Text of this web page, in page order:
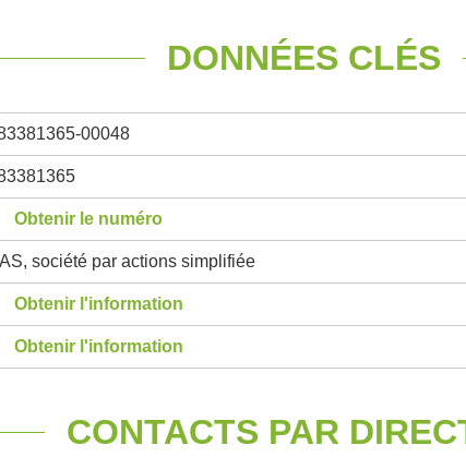
DONNÉES CLÉS
00048
Obtenir le numéro
société par actions simplifiée
Obtenir l'information
Obtenir l'information
CONTACTS PAR